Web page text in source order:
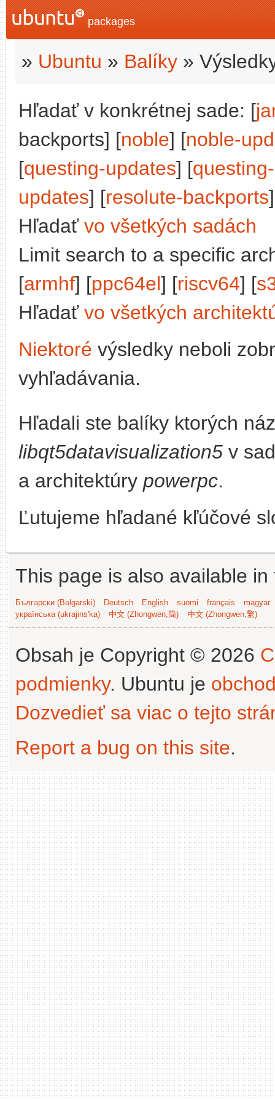
packages
» Ubuntu » Balíky »
Hľadať v konkrétnej sade: [
backports] [noble] [noble-
[questing-updates] [
updates] [resolute-backports
Hľadať vo všetkých sadách
Limit search to a specific
[armhf] [ppc64el] [riscv64] [
Hľadať vo všetkých
Niektoré výsledky neboli
vyhľadávania.
Hľadali ste balíky ktorých
libqt5datavisualization5 v
a architektúry powerpc.
Ľutujeme hľadané kľúčové
This page is also available
Български (Bəlgarski) Deutsch English suomi français
magyar
українська (ukrajins'ka)
中文 (Zhongwen,简) 中文 (Zhongwen,繁)
Obsah je Copyright © 2026
podmienky. Ubuntu je
Dozvedieť sa viac o tejto
Report a bug on this site.